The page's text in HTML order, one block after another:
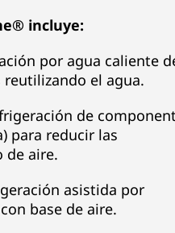
incluye:
por agua caliente
el agua.
de
para reducir las
de aire.
asistida por
base de aire.